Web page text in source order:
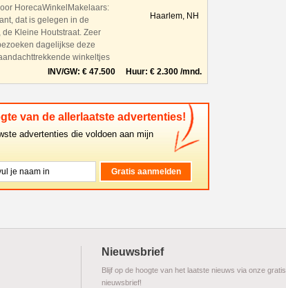
HorecaWinkelMakelaars:
dat is gelegen in de
Kleine Houtstraat. Zeer
dagelijkse deze
winkeltjes
bereikbaar dankzij
Haarlem, NH
INV/GW: € 47.500 Huur: € 2.300 /mnd.
van de allerlaatste advertenties!
advertenties die voldoen aan mijn
Nieuwsbrief
Blijf op de hoogte van het laatste nieuws via onze gratis
nieuwsbrief!